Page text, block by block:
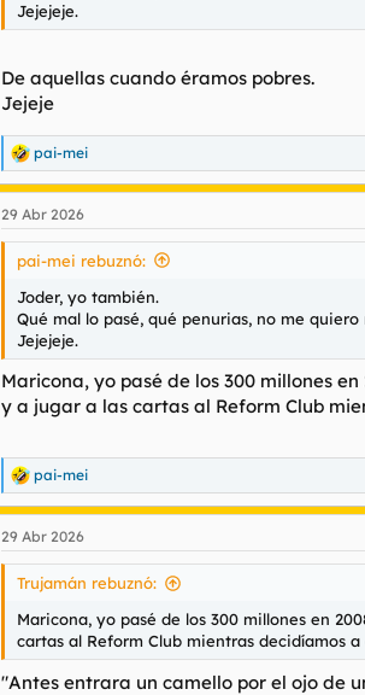
Jejejeje.
De aquellas cuando éramos pobres.
Jejeje
R
e
a
c
c
e
pai-mei
29 Abr 2026
pai-mei rebuznó:
Joder, yo también.
Qué mal lo pasé, qué penurias, no me quiero
Jejejeje.
Maricona, yo pasé de los 300 millones
y a jugar a las cartas al Reform Club
R
e
a
c
c
e
s
:
pai-mei
29 Abr 2026
Trujamán rebuznó:
Maricona, yo pasé de los 300 millones en
cartas al Reform Club mientras decidíamos
"Antes entrara un camello por el ojo de